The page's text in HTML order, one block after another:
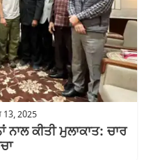
2025
ਕੀਤੀ ਮੁਲਾਕਾਤ: ਚਾਰ